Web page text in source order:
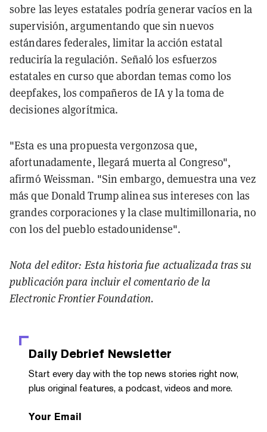
sobre las leyes estatales podría generar vacíos en la
supervisión, argumentando que sin nuevos
estándares federales, limitar la acción estatal
reduciría la regulación. Señaló los esfuerzos
estatales en curso que abordan temas como los
deepfakes, los compañeros de IA y la toma de
decisiones algorítmica.
"Esta es una propuesta vergonzosa que,
afortunadamente, llegará muerta al Congreso",
afirmó Weissman. "Sin embargo, demuestra una vez
más que Donald Trump alinea sus intereses con las
grandes corporaciones y la clase multimillonaria, no
con los del pueblo estadounidense".
Nota del editor: Esta historia fue actualizada tras su
publicación para incluir el comentario de la
Electronic Frontier Foundation.
Daily Debrief Newsletter
Start every day with the top news stories right now,
plus original features, a podcast, videos and more.
Your Email